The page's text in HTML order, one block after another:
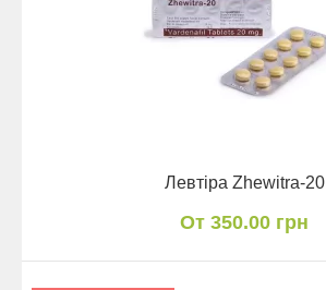
Левтіра Zhewitra-20
От 350.00 грн